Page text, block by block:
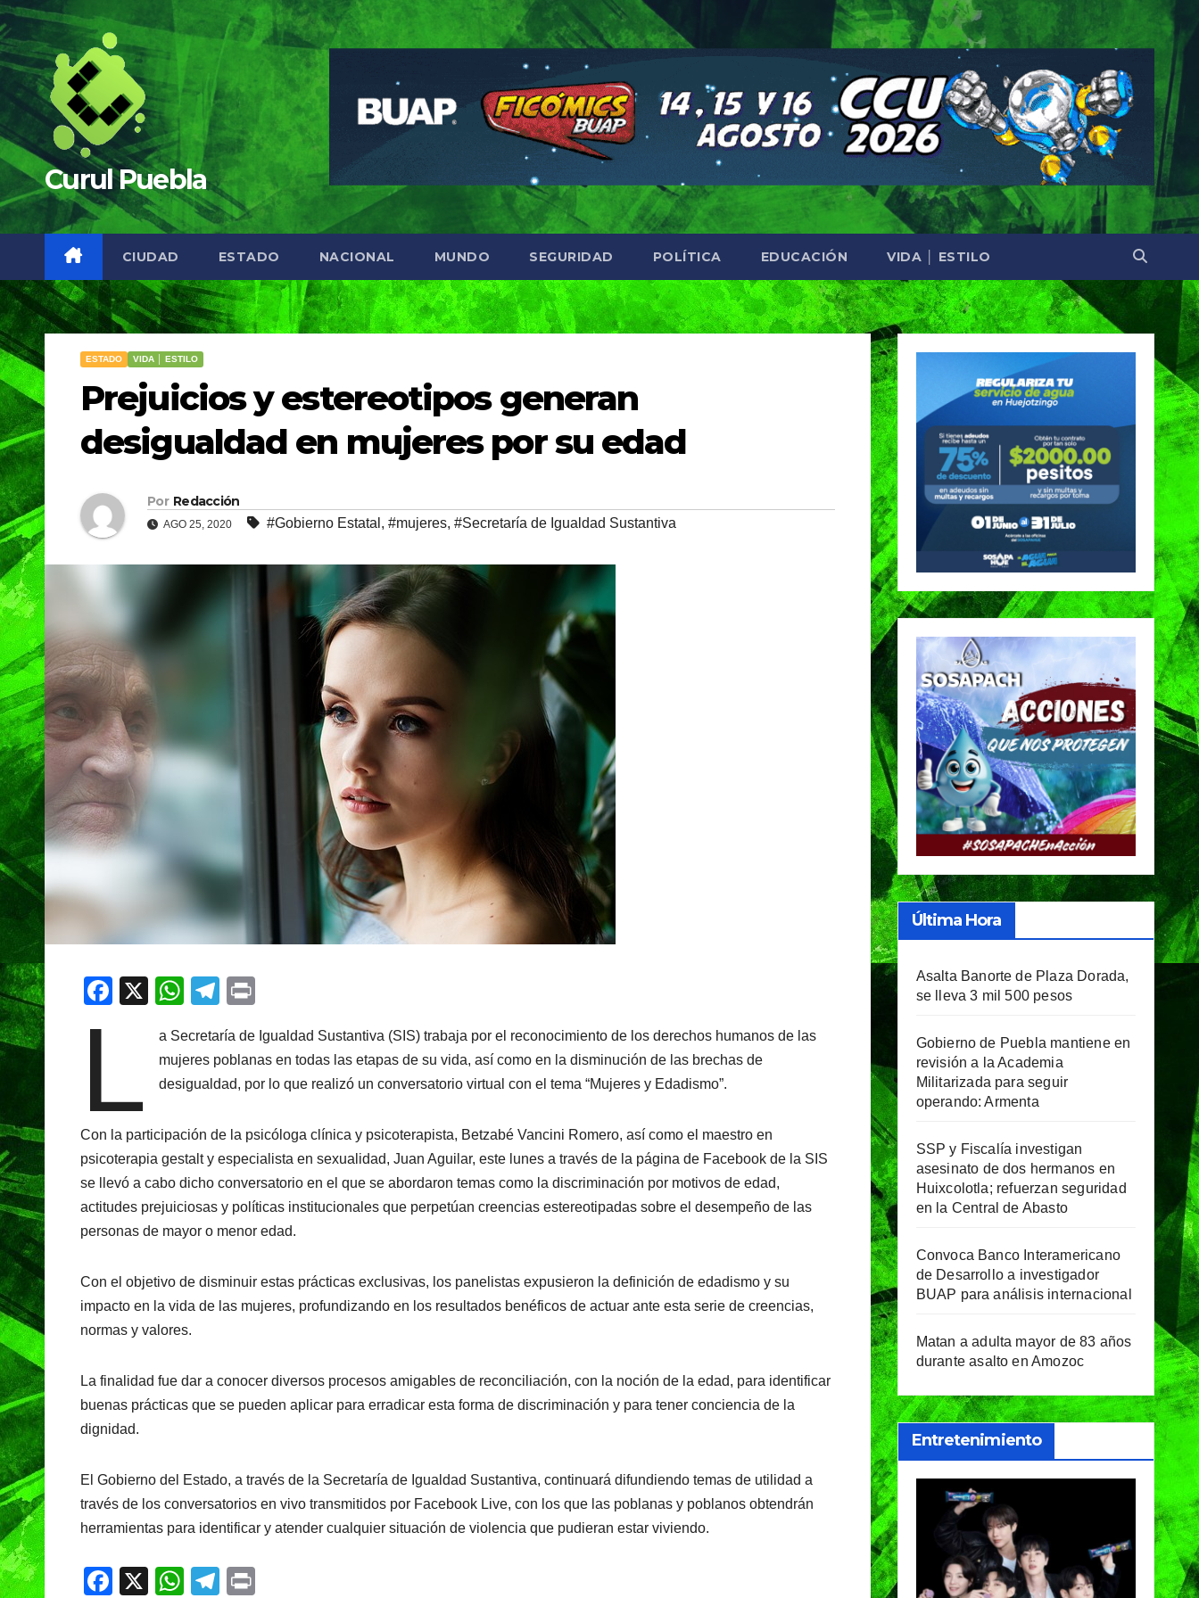
Saltar
al
contenido
Curul Puebla
CIUDAD ESTADO NACIONAL MUNDO SEGURIDAD POLÍTICA EDUCACIÓN VIDA │ ESTILO
ESTADO VIDA │ ESTILO
Prejuicios y estereotipos generan
desigualdad en mujeres por su edad
Por Redacción
AGO 25, 2020 #Gobierno Estatal , #mujeres, #Secretaría de Igualdad Sustantiva
F
b
o
o
k
X
W
at
s
p
p
T
e
gr
m
t
L
a Secretaría de Igualdad Sustantiva (SIS) trabaja por el reconocimiento de los derechos humanos de las
mujeres poblanas en todas las etapas de su vida, así como en la disminución de las brechas de
desigualdad, por lo que realizó un conversatorio virtual con el tema “Mujeres y Edadismo”.
Con la participación de la psicóloga clínica y psicoterapista, Betzabé Vancini Romero, así como el maestro en
psicoterapia gestalt y especialista en sexualidad, Juan Aguilar, este lunes a través de la página de Facebook de la SIS
se llevó a cabo dicho conversatorio en el que se abordaron temas como la discriminación por motivos de edad,
actitudes prejuiciosas y políticas institucionales que perpetúan creencias estereotipadas sobre el desempeño de las
personas de mayor o menor edad.
Con el objetivo de disminuir estas prácticas exclusivas, los panelistas expusieron la definición de edadismo y su
impacto en la vida de las mujeres, profundizando en los resultados benéficos de actuar ante esta serie de creencias,
normas y valores.
La finalidad fue dar a conocer diversos procesos amigables de reconciliación, con la noción de la edad, para identificar
buenas prácticas que se pueden aplicar para erradicar esta forma de discriminación y para tener conciencia de la
dignidad.
El Gobierno del Estado, a través de la Secretaría de Igualdad Sustantiva, continuará difundiendo temas de utilidad a
través de los conversatorios en vivo transmitidos por Facebook Live, con los que las poblanas y poblanos obtendrán
herramientas para identificar y atender cualquier situación de violencia que pudieran estar viviendo.
F
X
W
T
Última Hora
Asalta Banorte de Plaza Dorada,
se lleva 3 mil 500 pesos
Gobierno de Puebla mantiene en
revisión a la Academia
Militarizada para seguir
operando: Armenta
SSP y Fiscalía investigan
asesinato de dos hermanos en
Huixcolotla; refuerzan seguridad
en la Central de Abasto
Convoca Banco Interamericano
de Desarrollo a investigador
BUAP para análisis internacional
Matan a adulta mayor de 83 años
durante asalto en Amozoc
Entretenimiento